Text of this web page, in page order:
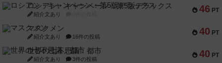
46 PT
ロシアン・キャンペーン：第5版デラックス
紹介文あり
40 PT
マスクメン
紹介文あり 16件の投稿
40 PT
世界の七不思議：都市
紹介文あり 3件の投稿